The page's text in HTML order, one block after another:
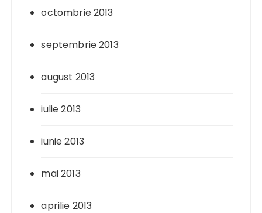
octombrie 2013
septembrie 2013
august 2013
iulie 2013
iunie 2013
mai 2013
aprilie 2013